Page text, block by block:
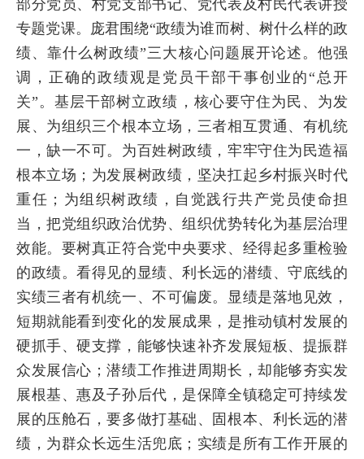
部分党员、村党支部书记、党代表及村民代表讲授
专题党课。庞君围绕“政绩为谁而树、树什么样的政
绩、靠什么树政绩”三大核心问题展开论述。他强
调，正确的政绩观是党员干部干事创业的“总开
关”。基层干部树立政绩，核心要守住为民、为发
展、为组织三个根本立场，三者相互贯通、有机统
一，缺一不可。为百姓树政绩，牢牢守住为民造福
根本立场；为发展树政绩，坚决扛起乡村振兴时代
重任；为组织树政绩，自觉践行共产党员使命担
当，把党组织政治优势、组织优势转化为基层治理
效能。要树真正符合党中央要求、经得起多重检验
的政绩。看得见的显绩、利长远的潜绩、守底线的
实绩三者有机统一、不可偏废。显绩是落地见效，
短期就能看到变化的发展成果，是推动镇村发展的
硬抓手、硬支撑，能够快速补齐发展短板、提振群
众发展信心；潜绩工作推进周期长，却能够夯实发
展根基、惠及子孙后代，是保障全镇稳定可持续发
展的压舱石，要多做打基础、固根本、利长远的潜
绩，为群众长远生活兜底；实绩是所有工作开展的